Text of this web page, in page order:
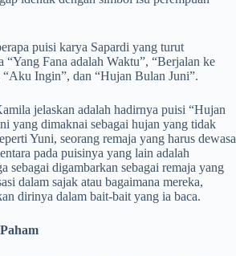
puisi karya Sapardi yang turut
“Yang Fana adalah Waktu”, “Berjalan ke
Ingin”, dan “Hujan Bulan Juni”.
jelaskan adalah hadirnya puisi “Hujan
yang dimaknai sebagai hujan yang tidak
Yuni, seorang remaja yang harus dewasa
pada puisinya yang lain adalah
sebagai digambarkan sebagai remaja yang
dalam sajak atau bagaimana mereka,
dirinya dalam bait-bait yang ia baca.